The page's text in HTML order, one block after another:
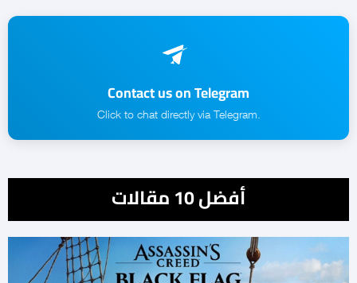
Contact us on Telegram
.Click to chat directly via Telegram
أفضل 10 مقالات